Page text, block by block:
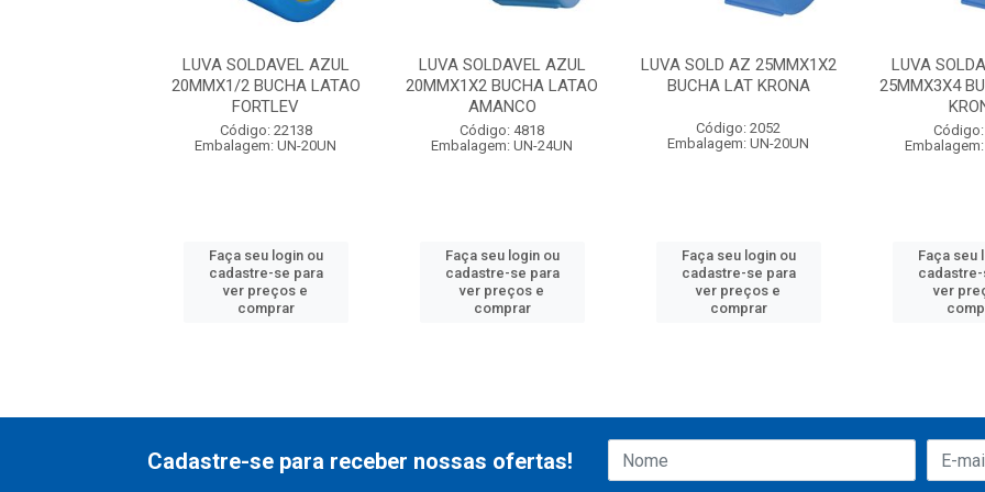
LUVA SOLDAVEL AZUL
20MMX1/2 BUCHA LATAO
FORTLEV
Código: 22138
Embalagem: UN-20UN
Faça seu login ou
cadastre-se para
ver preços e
comprar
LUVA SOLDAVEL AZUL
20MMX1X2 BUCHA LATAO
AMANCO
Código: 4818
Embalagem: UN-24UN
Faça seu login ou
cadastre-se para
ver preços e
comprar
LUVA SOLD AZ 25MMX1X2
BUCHA LAT KRONA
Código: 2052
Embalagem: UN-20UN
Faça seu login ou
cadastre-se para
ver preços e
comprar
LUVA
25MMX3X4
Faça seu
ver
Cadastre-se para receber nossas ofertas!